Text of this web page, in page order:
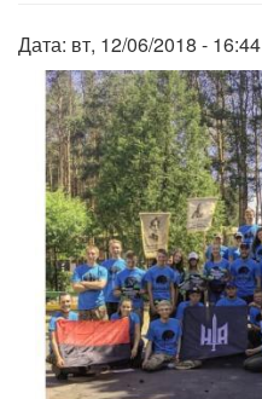
Дата: вт, 12/06/2018 - 16:44